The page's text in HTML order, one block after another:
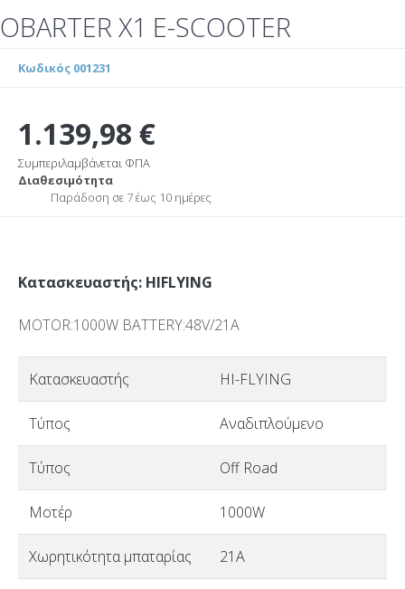
OBARTER X1 E-SCOOTER
Κωδικός 001231
1.139,98 €
Συμπεριλαμβάνεται ΦΠΑ
Διαθεσιμότητα
Παράδοση σε 7 έως 10 ημέρες
Κατασκευαστής: HIFLYING
MOTOR:1000W BATTERY:48V/21A
Κατασκευαστής HI-FLYING
Τύπος Αναδιπλούμενο
Τύπος Off Road
Μοτέρ 1000W
Χωρητικότητα μπαταρίας 21A